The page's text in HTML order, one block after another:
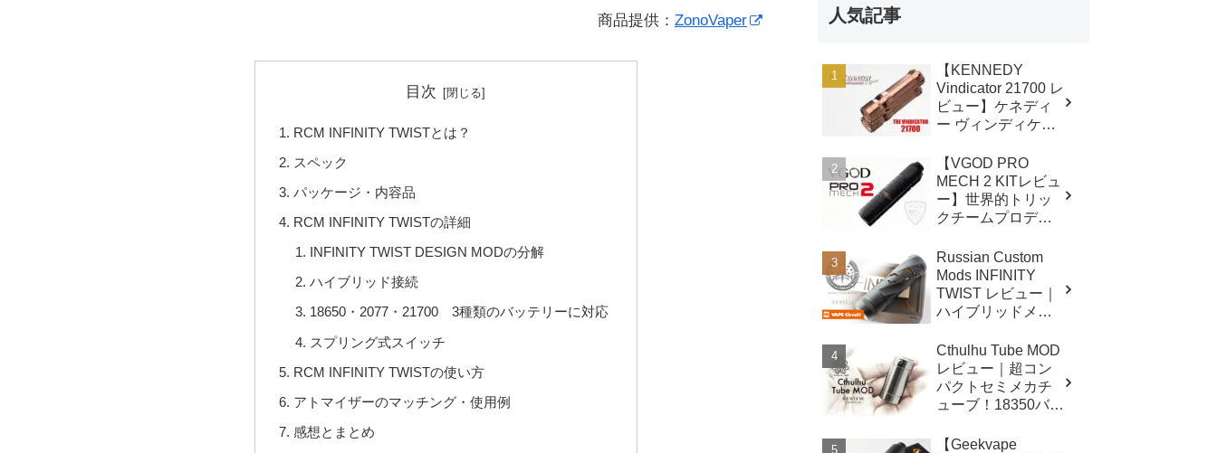
商品提供： ZonoVaper
目次
RCM INFINITY TWISTとは？
スペック
パッケージ・内容品
RCM INFINITY TWISTの詳細
INFINITY TWIST DESIGN MODの分解
ハイブリッド接続
18650・2077・21700 3種類のバッテリーに対応
スプリング式スイッチ
RCM INFINITY TWISTの使い方
アトマイザーのマッチング・使用例
感想とまとめ
人気記事
【KENNEDY
Vindicator 21700 レ
ビュー】ケネディ
ー ヴィンディケー
【VGOD PRO
MECH 2 KITレビュ
ー】世界的トリッ
クチームプロデュ
スターター！
Russian Custom
Mods INFINITY
TWIST レビュー｜
ハイブリッドメカ
Cthulhu Tube MOD
レビュー｜超コン
パクトセミメカチ
ューブ！18350バッ
【Geekvape